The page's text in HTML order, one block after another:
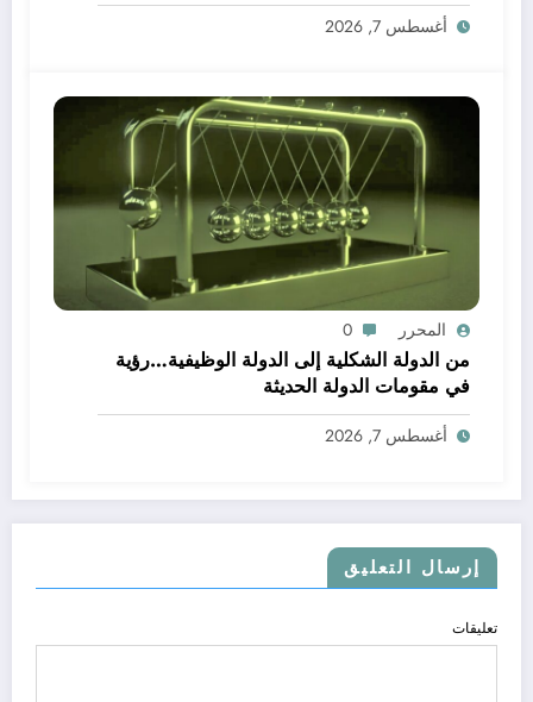
أغسطس 7, 2026
المحرر 0
من الدولة الشكلية إلى الدولة الوظيفية…رؤية
في مقومات الدولة الحديثة
أغسطس 7, 2026
إرسال التعليق
تعليقات